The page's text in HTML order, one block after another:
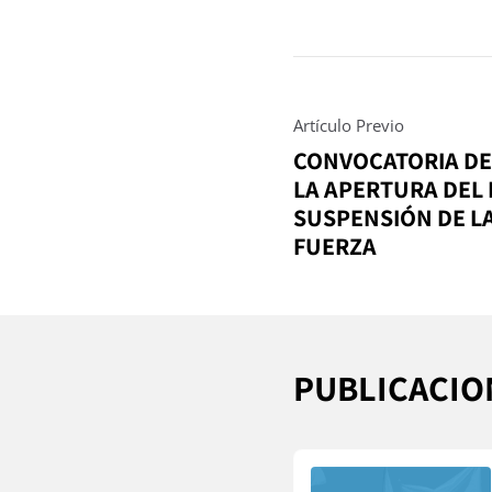
Artículo Previo
CONVOCATORIA
LA APERTURA DEL
SUSPENSIÓN DE
FUERZA